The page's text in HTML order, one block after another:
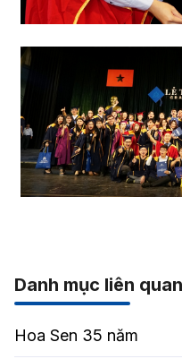
Danh mục liên quan
Hoa Sen 35 năm